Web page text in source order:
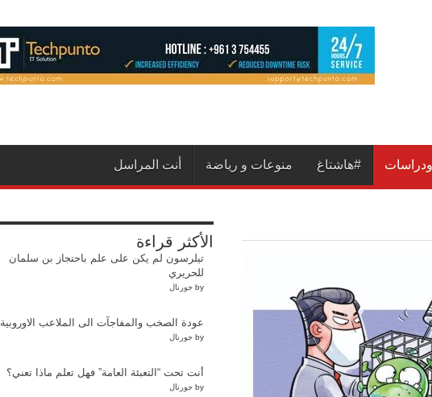
ودراسات #هاشتاغ منوعات و رياضة أنت المراسل
الأكثر قراءة
تيلرسون لم يكن على علم باحتجاز بن سلمان
للحريري
by جورنال
عودة الصخب والمفاجآت الى الملاعب الاوروبية
by جورنال
أنت تحت “التعبئة العامة” فهل تعلم ماذا تعني؟
by جورنال